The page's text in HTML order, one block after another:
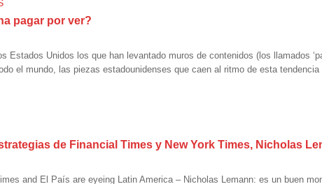
pagar por ver?
Estados Unidos los que han levantado muros de contenidos (los llamados
el mundo, las piezas estadounidenses que caen al ritmo de esta
de Financial Times y New York Times, Nicholas
and El País are eyeing Latin America – Nicholas Lemann: es un buen